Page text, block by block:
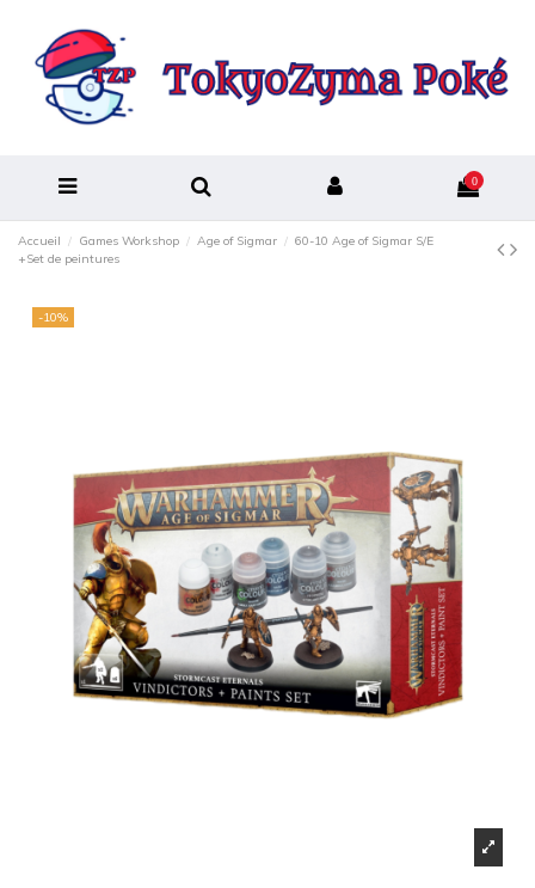
0
Accueil Games Workshop Age of Sigmar
60-10 Age of Sigmar S/E
+Set de peintures
-10%